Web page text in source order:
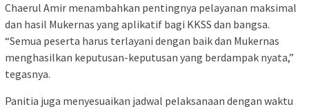
Chaerul Amir menambahkan pentingnya pelayanan maksimal
dan hasil Mukernas yang aplikatif bagi KKSS dan bangsa.
“Semua peserta harus terlayani dengan baik dan Mukernas
menghasilkan keputusan-keputusan yang berdampak nyata,”
tegasnya.
Panitia juga menyesuaikan jadwal pelaksanaan dengan waktu